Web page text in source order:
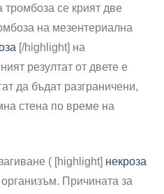
тромбоза се крият две
на мезентериална
[/highlight] на
резултат от двете е
да бъдат разграничени,
стена по време на
( [highlight] некроза
Причината за